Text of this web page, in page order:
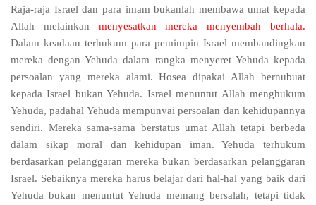
Raja-raja Israel dan para imam bukanlah membawa umat kepada
Allah melainkan menyesatkan mereka menyembah berhala.
Dalam keadaan terhukum para pemimpin Israel membandingkan
mereka dengan Yehuda dalam rangka menyeret Yehuda kepada
persoalan yang mereka alami. Hosea dipakai Allah bernubuat
kepada Israel bukan Yehuda. Israel menuntut Allah menghukum
Yehuda, padahal Yehuda mempunyai persoalan dan kehidupannya
sendiri. Mereka sama-sama berstatus umat Allah tetapi berbeda
dalam sikap moral dan kehidupan iman. Yehuda terhukum
berdasarkan pelanggaran mereka bukan berdasarkan pelanggaran
Israel. Sebaiknya mereka harus belajar dari hal-hal yang baikdari
Yehuda bukan menuntut Yehuda memang bersalah, tetapi tidak